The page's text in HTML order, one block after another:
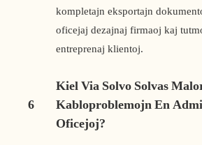
kompletajn eksportajn
oficejaj dezajnaj firmaoj kaj
entreprenaj klientoj.
6
Kiel Via Solvo Solvas
Kabloproblemojn En
Oficejoj?